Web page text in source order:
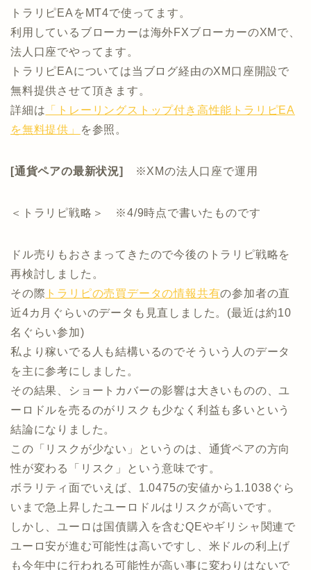
トラリピEAをMT4で使ってます。
利用しているブローカーは海外FXブローカーのXMで、
法人口座でやってます。
トラリピEAについては当ブログ経由のXM口座開設で
無料提供させて頂きます。
詳細は 「トレーリングストップ付き高性能トラリピEA
を無料提供」
を参照。
[通貨ペアの最新状況] ※XMの法人口座で運用
＜トラリピ戦略＞ ※4/9時点で書いたものです
ドル売りもおさまってきたので今後のトラリピ戦略を
再検討しました。
その際 トラリピの売買データの情報共有の参加者の直
近4カ月ぐらいのデータも見直しました。(最近は約10
名ぐらい参加)
私より稼いでる人も結構いるのでそういう人のデータ
を主に参考にしました。
その結果、ショートカバーの影響は大きいものの、ユ
ーロドルを売るのがリスクも少なく利益も多いという
結論になりました。
この「リスクが少ない」というのは、通貨ペアの方向
性が変わる「リスク」という意味です。
ボラリティ面でいえば、1.0475の安値から1.1038ぐら
いまで急上昇したユーロドルはリスクが高いです。
しかし、ユーロは国債購入を含むQEやギリシャ関連で
ユーロ安が進む可能性は高いですし、米ドルの利上げ
も今年中に行われる可能性が高い事に変わりはないで